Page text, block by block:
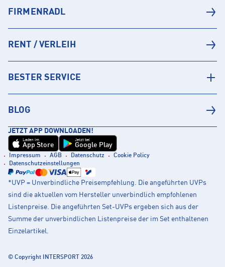
FIRMENRADL
RENT / VERLEIH
BESTER SERVICE
BLOG
JETZT APP DOWNLOADEN!
Laden im
App Store
Jetzt bei
Google Play
Impressum AGB Datenschutz
Cookie Policy
Datenschutzeinstellungen
*UVP = Unverbindliche Preisempfehlung. Die angeführten UVPs
sind die aktuellen vom Hersteller unverbindlich empfohlenen
Listenpreise. Die angeführten Set-UVPs ergeben sich aus der
Summe der unverbindlichen Listenpreise der im Set enthaltenen
Einzelartikel.
© Copyright INTERSPORT 2026